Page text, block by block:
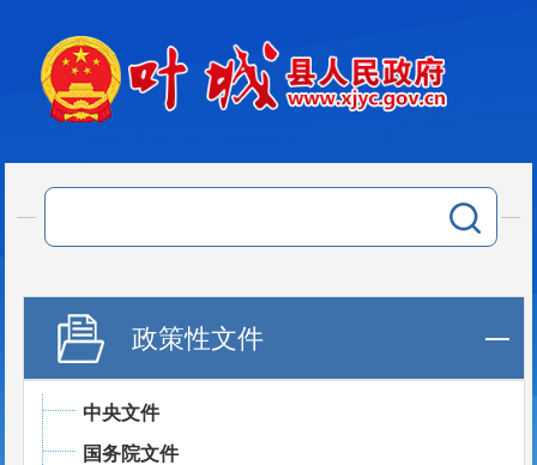
政策性文件
中央文件
国务院文件